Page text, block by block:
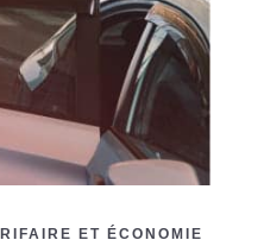
ET ÉCONOMIE